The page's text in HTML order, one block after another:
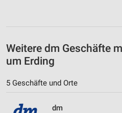
Weitere dm Geschäfte
um Erding
5 Geschäfte und Orte
dm